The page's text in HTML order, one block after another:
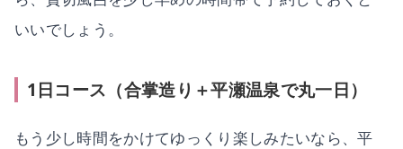
いいでしょう。
1日コース（合掌造り＋平瀬温泉で丸一日）
もう少し時間をかけてゆっくり楽しみたいなら、平